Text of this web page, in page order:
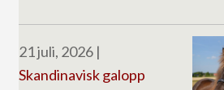
21 juli, 2026 |
Skandinavisk galopp